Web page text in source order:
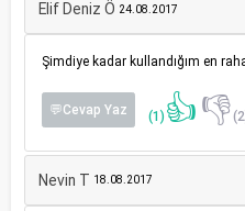
Elif Deniz Ö 24.08.2017
Şimdiye kadar kullandığım en
💬Cevap Yaz (1) 👍👎
Nevin T 18.08.2017